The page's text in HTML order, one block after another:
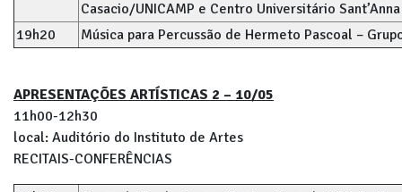
Casacio/UNICAMP e Centro Universitário Sant’Anna
19h20
Música para Percussão de Hermeto Pascoal –
APRESENTAÇÕES ARTÍSTICAS 2 – 10/05
11h00-12h30
local: Auditório do Instituto de Artes
RECITAIS-CONFERÊNCIAS